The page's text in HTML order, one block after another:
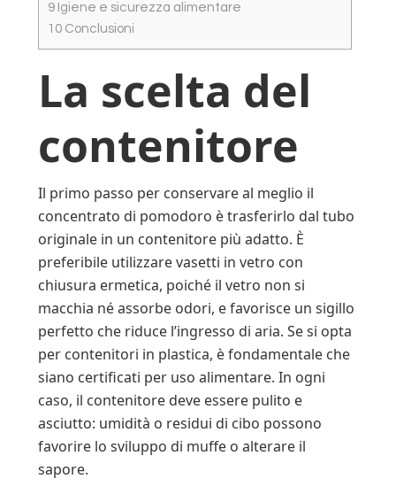
9 Igiene e sicurezza alimentare
10 Conclusioni
La scelta del
contenitore
Il primo passo per conservare al meglio il
concentrato di pomodoro è trasferirlo dal tubo
originale in un contenitore più adatto. È
preferibile utilizzare vasetti in vetro con
chiusura ermetica, poiché il vetro non si
macchia né assorbe odori, e favorisce un sigillo
perfetto che riduce l’ingresso di aria. Se si opta
per contenitori in plastica, è fondamentale che
siano certificati per uso alimentare. In ogni
caso, il contenitore deve essere pulito e
asciutto: umidità o residui di cibo possono
favorire lo sviluppo di muffe o alterare il
sapore.